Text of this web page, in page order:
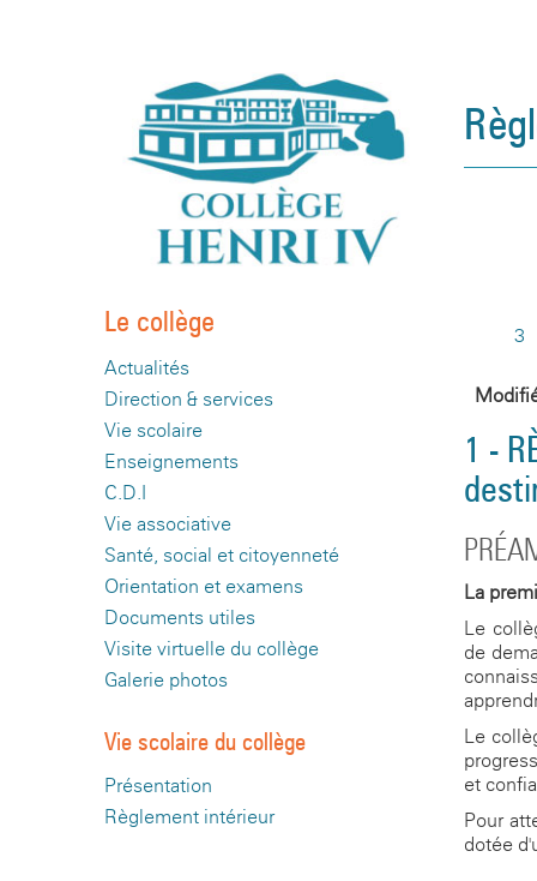
Le collège
Actualités
Direction & services
Vie scolaire
Enseignements
C.D.I
Vie associative
Santé, social et citoyenneté
Orientation et examens
Documents utiles
Visite virtuelle du collège
Galerie photos
Vie scolaire du collège
Présentation
Règlement intérieur
3
1 -
La
Le
de
Le
et
Pour
dotée